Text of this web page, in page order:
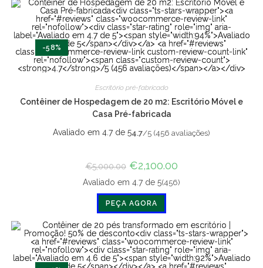
-58%
Escritório pré-fabricado
Contêiner de Hospedagem de 20 m2: Escritório Móvel e
Casa Pré-fabricada
Avaliado em 4.7 de 54.7/5 (456 avaliações)
€5,000.00 O
preço
original
era:
€5,000.00.
€2,100.00O
atual
é:
Avaliado em 4.7 de 5(456)
PEÇA AGORA